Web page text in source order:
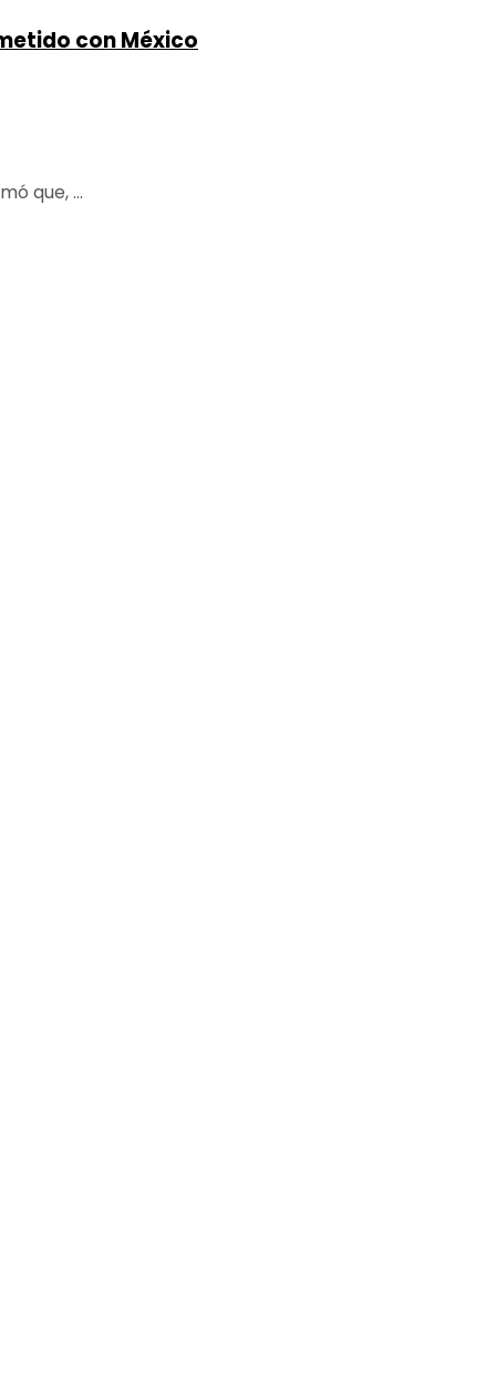
con México
que, ...